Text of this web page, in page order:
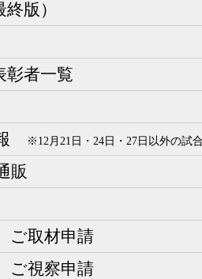
版）
彰者一覧
※12月21日・24日・27日以外の試
販
ご取材申請
ご視察申請